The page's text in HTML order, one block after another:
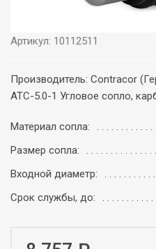
Артикул: 10112511
Производитель: Contracor
ATC-5.0-1 Угловое сопло,
Материал сопла:
Размер сопла:
Входной диаметр:
Срок службы, до: